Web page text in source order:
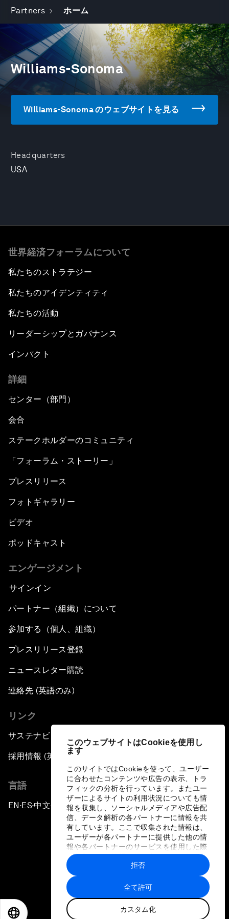
このウェブサイトはCookieを使用し
ます
このサイトではCookieを使って、ユーザー
に合わせたコンテンツや広告の表示、トラ
フィックの分析を行っています。またユー
ザーによるサイトの利用状況についても情
報を収集し、ソーシャルメディアや広告配
信、データ解析の各パートナーに情報を共
有しています。ここで収集された情報は、
ユーザーが各パートナーに提供した他の情
報や各パートナーのサービスを使用した際
に収集された情報と組み合わされ、各パー
トナーによって使用されることがありま
す。
全て許可
カスタム化
拒否
Partners ホーム
Headquarters
USA
Williams-Sonoma
Williams-Sonoma のウェブサイトを見る
世界経済フォーラムについて
私たちのストラテジー
私たちのアイデンティティ
私たちの活動
リーダーシップとガバナンス
インパクト
詳細
センター（部門）
会合
ステークホルダーのコミュニティ
「フォーラム・ストーリー」
プレスリリース
フォトギャラリー
ビデオ
ポッドキャスト
エンゲージメント
サインイン
パートナー（組織）について
参加する（個人、組織）
プレスリリース登録
ニュースレター購読
連絡先 (英語のみ)
リンク
サステナビリティへの取り組み
採用情報 (英語のみ)
言語
EN ▪ES▪中文▪ 日本語
プライバシーポリシーと利用規約
サイトマップ
©
世界経済フォーラム